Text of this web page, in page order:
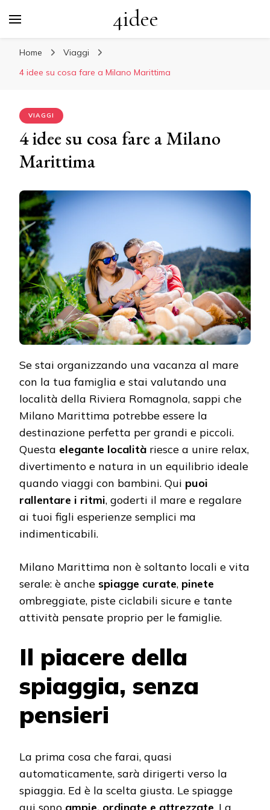
4idee
Home
Viaggi
4 idee su cosa fare a Milano Marittima
VIAGGI
4 idee su cosa fare a Milano
Marittima
Se stai organizzando una vacanza al mare
con la tua famiglia e stai valutando una
località della Riviera Romagnola, sappi che
Milano Marittima potrebbe essere la
destinazione perfetta per grandi e piccoli.
Questa elegante località riesce a unire relax,
divertimento e natura in un equilibrio ideale
quando viaggi con bambini. Qui puoi
rallentare i ritmi, goderti il mare e regalare
ai tuoi figli esperienze semplici ma
indimenticabili.
Milano Marittima non è soltanto locali e vita
serale: è anche spiagge curate, pinete
ombreggiate, piste ciclabili sicure e tante
attività pensate proprio per le famiglie.
Il piacere della
spiaggia, senza
pensieri
La prima cosa che farai, quasi
automaticamente, sarà dirigerti verso la
spiaggia. Ed è la scelta giusta. Le spiagge